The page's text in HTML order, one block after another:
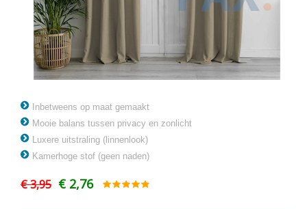
Inbetweens op maat gemaakt
Mooie balans tussen privacy en zonlicht
Luxere uitstraling (linnenlook)
Kamerhoge stof (geen naden)
€ 3,95 € 2,76